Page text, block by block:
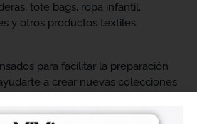
tote bags, ropa infantil,
y otros productos textiles
para facilitar la preparación
a crear nuevas colecciones
tamaño a tus necesidades, preparar